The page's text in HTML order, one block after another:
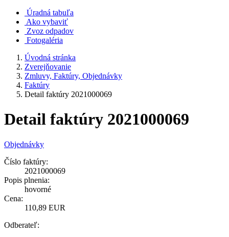
Úradná tabuľa
Ako vybaviť
Zvoz odpadov
Fotogaléria
Úvodná stránka
Zverejňovanie
Zmluvy, Faktúry, Objednávky
Faktúry
Detail faktúry 2021000069
Detail faktúry 2021000069
Objednávky
Číslo faktúry:
2021000069
Popis plnenia:
hovorné
Cena:
110,89 EUR
Odberateľ: